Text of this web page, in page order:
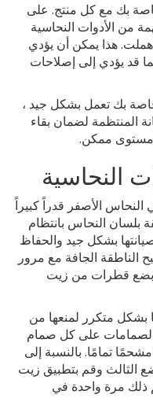
بك مع كل منتج. على
من الأدوات النحاسية
هذا يمكن أن يؤدي
قد يؤدي إلى إصلاحات
بك تعمل بشكل جيد ،
المنتظمة لضمان بقاء
مستوى ممكن.
النحاسية
النحاس الأصفر قدراً كبيراً
بلسان النحاس بانتظام
بشكل جيد والحفاظ
الجافة مع مرور
بضع قطرات من زيت
بشكل متكرر لمنعها من
على كل صمام
تمامًا. بالنسبة إلى
الثالث وقم بتطبيق زيت
مرة واحدة في